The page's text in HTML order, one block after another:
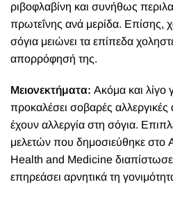
ριβοφλαβίνη και συνήθως
πρωτεΐνης ανά μερίδα. Επίσης,
σόγια μειώνει τα επίπεδα
απορρόφησή της.
Μειονεκτήματα: Ακόμα και λίγο
προκαλέσει σοβαρές αλλεργικές
έχουν αλλεργία στη σόγια.
μελετών που δημοσιεύθηκε στο
Health and Medicine
επηρεάσει αρνητικά τη